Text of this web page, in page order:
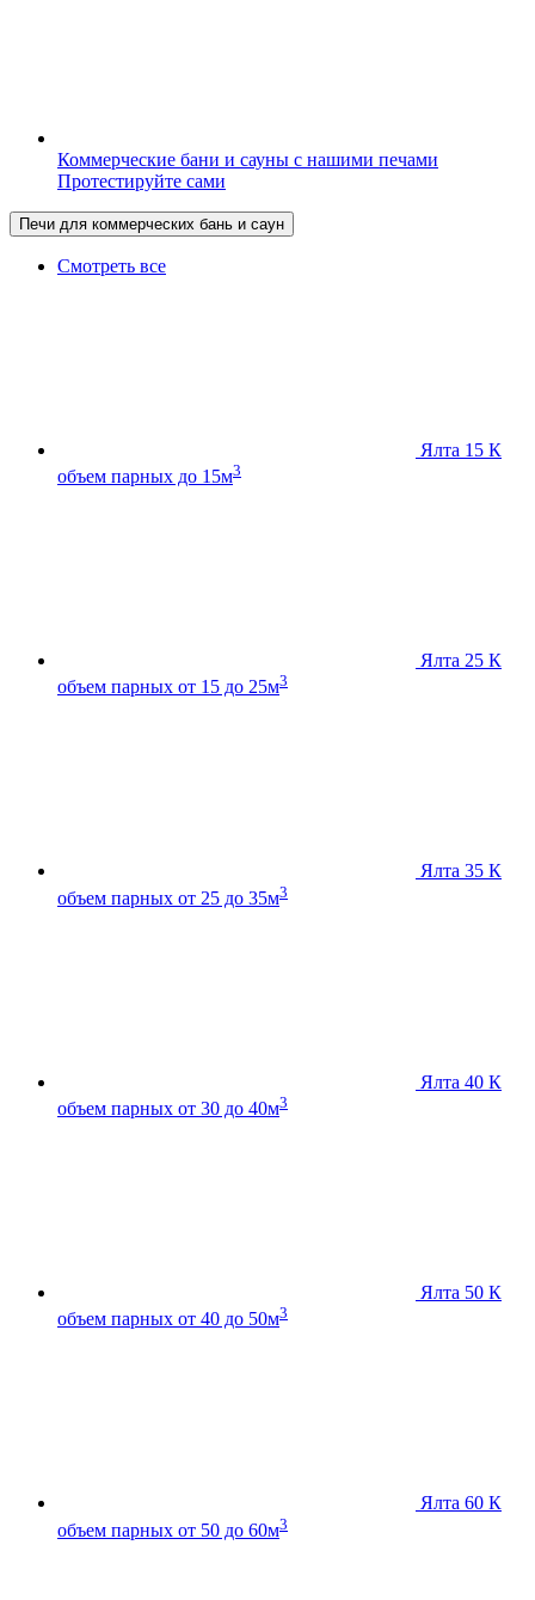
Коммерческие бани и сауны с нашими печами
Протестируйте сами
Печи для коммерческих бань и саун
Смотреть все
Ялта 15 К
объем парных до 15м3
Ялта 25 К
объем парных от 15 до 25м3
Ялта 35 К
объем парных от 25 до 35м3
Ялта 40 К
объем парных от 30 до 40м3
Ялта 50 К
объем парных от 40 до 50м3
Ялта 60 К
объем парных от 50 до 60м3